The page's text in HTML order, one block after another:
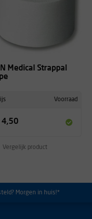
Medical Strappal
Voorraad
4,50
Vergelijk product
Morgen in huis!*